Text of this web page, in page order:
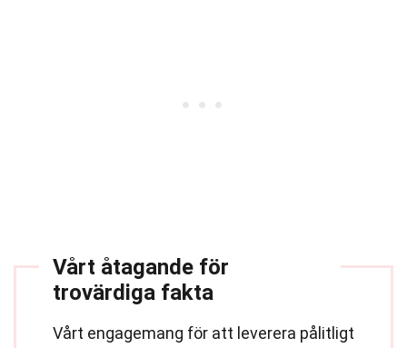
Vårt åtagande för
trovärdiga fakta
Vårt engagemang för att leverera pålitligt